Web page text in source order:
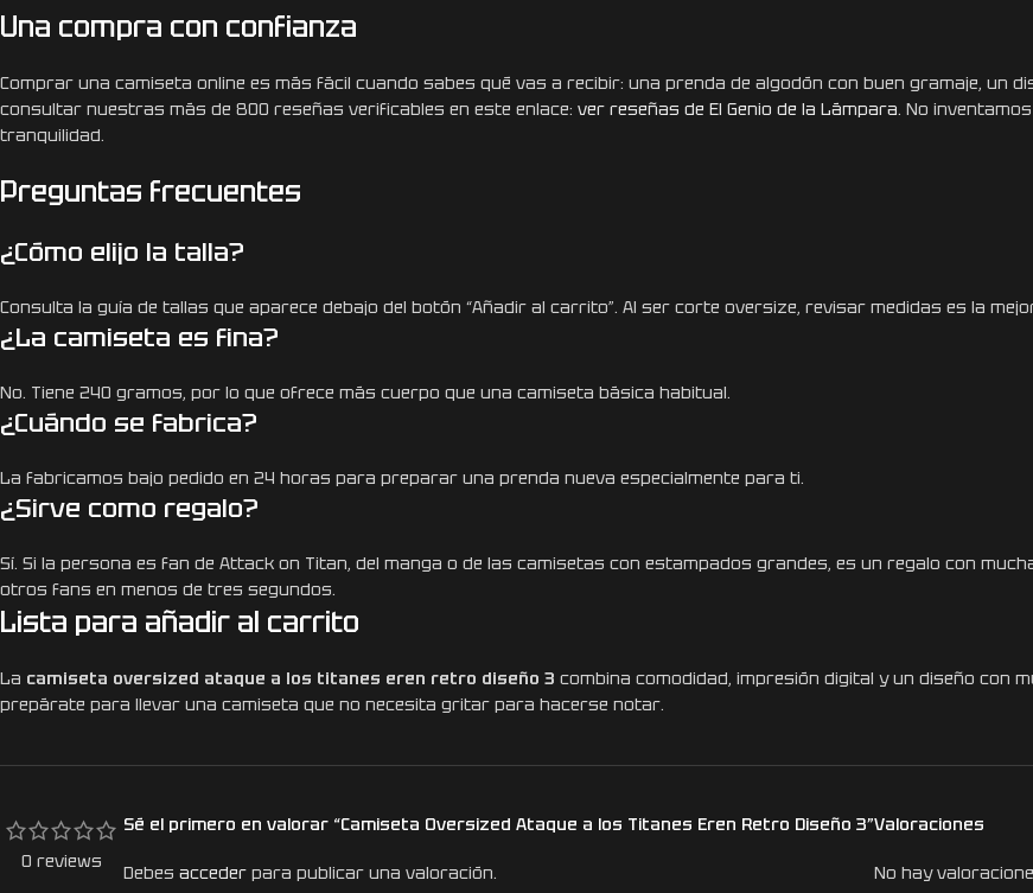
Una compra con confianza
Comprar una camiseta online es más fácil cuando sabes qué vas a recibir: una prenda de algodón con buen gramaje, un
consultar nuestras más de 800 reseñas verificables en este enlace: ver reseñas de El Genio de la Lámpara. No
tranquilidad.
Preguntas frecuentes
¿Cómo elijo la talla?
Consulta la guía de tallas que aparece debajo del botón “Añadir al carrito”. Al ser corte oversize, revisar medidas es la
¿La camiseta es fina?
No. Tiene 240 gramos, por lo que ofrece más cuerpo que una camiseta básica habitual.
¿Cuándo se fabrica?
La fabricamos bajo pedido en 24 horas para preparar una prenda nueva especialmente para ti.
¿Sirve como regalo?
Sí. Si la persona es fan de Attack on Titan, del manga o de las camisetas con estampados grandes, es un regalo con
otros fans en menos de tres segundos.
Lista para añadir al carrito
La camiseta oversized ataque a los titanes eren retro diseño 3 combina comodidad, impresión digital y un diseño con
prepárate para llevar una camiseta que no necesita gritar para hacerse notar.
0 reviews
Valoraciones
No hay
Sé el primero en valorar “Camiseta Oversized Ataque a los Titanes Eren Retro Diseño 3”
Debes acceder para publicar una valoración.